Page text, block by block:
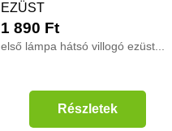
EZÜST
1 890 Ft
első lámpa hátsó villogó ezüst...
Részletek